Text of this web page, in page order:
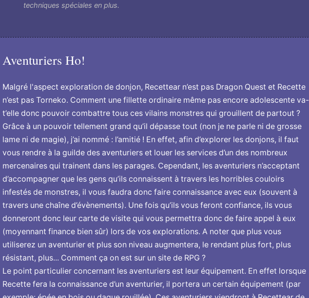
techniques spéciales en plus.
Aventuriers Ho!
Malgré l'aspect exploration de donjon, Recettear n’est pas Dragon Quest et Recette
n’est pas Torneko. Comment une fillette ordinaire même pas encore adolescente va-
t’elle donc pouvoir combattre tous ces vilains monstres qui grouillent de partout ?
Grâce à un pouvoir tellement grand qu’il dépasse tout (non je ne parle ni de grosse
lame ni de magie), j’ai nommé : l’amitié ! En effet, afin d’explorer les donjons, il faut
vous rendre à la guilde des aventuriers et louer les services d’un des nombreux
mercenaires qui trainent dans les parages. Cependant, les aventuriers n’acceptant
d’accompagner que les gens qu’ils connaissent à travers les horribles couloirs
infestés de monstres, il vous faudra donc faire connaissance avec eux (souvent à
travers une chaîne d’évènements). Une fois qu’ils vous feront confiance, ils vous
donneront donc leur carte de visite qui vous permettra donc de faire appel à eux
(moyennant finance bien sûr) lors de vos explorations. A noter que plus vous
utiliserez un aventurier et plus son niveau augmentera, le rendant plus fort, plus
résistant, plus... Comment ça on est sur un site de RPG ?
Le point particulier concernant les aventuriers est leur équipement. En effet lorsque
Recette fera la connaissance d’un aventurier, il portera un certain équipement (par